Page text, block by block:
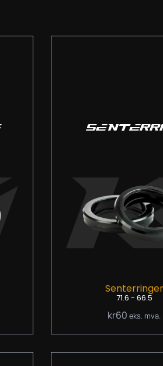
Senterringer
71.6 - 66.5
kr60 eks. mva.